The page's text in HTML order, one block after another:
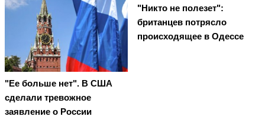
"Ее больше нет". В США
сделали тревожное
заявление о России
"Никто не полезет":
британцев потрясло
происходящее в Одессе